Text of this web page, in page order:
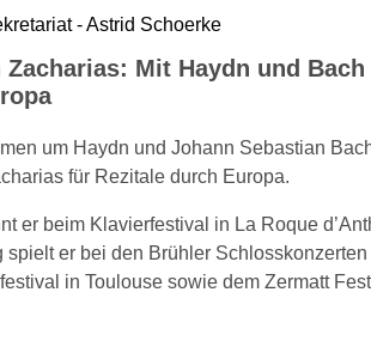
Mit Haydn und Bach
um Haydn und Johann Sebastian
für Rezitale durch Europa.
er beim Klavierfestival in La Roque
spielt er bei den Brühler Schlosskonzerten
in Toulouse sowie dem Zermatt